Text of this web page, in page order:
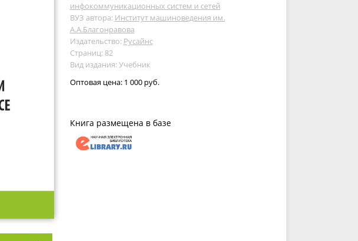
инфокоммуникационных систем и сетей
ВУЗ автора: Институт машиноведения им.
А.А.Благонравова
Издательство: Русайнс
Страниц: 82
Вид издания: Учебник
Оптовая цена: 1 000 руб.
Книга размещена в базе